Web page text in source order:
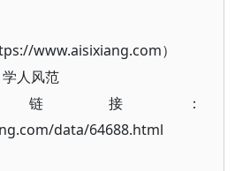
www.aisixiang.com）
学人风范
接：
data/64688.html